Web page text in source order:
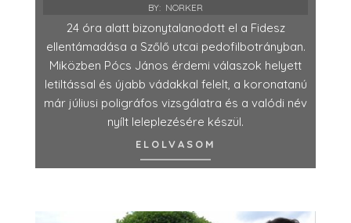
BY: NORKER
24 óra alatt bizonytalanodott el a Fidesz
ellentámadása a Szőlő utcai pedofilbotrányban.
Miközben Pócs János érdemi válaszok helyett
letiltással és újabb vádakkal felelt, a koronatanú
már júliusi poligráfos vizsgálatra és a valódi név
nyílt leleplezésére készül.
ELOLVASOM